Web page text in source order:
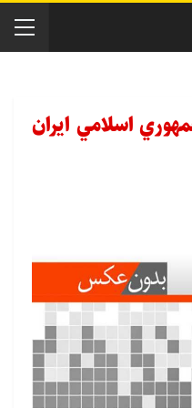
اسلامي ايران